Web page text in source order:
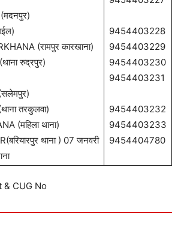
(रामपुर कारखाना)
रुद्रपुर)
तरकुलवा)
(महिला थाना)
थाना ) 07 जनवरी
9454403228
9454403229
9454403230
9454403231
9454403232
9454403233
9454404780
& CUG No